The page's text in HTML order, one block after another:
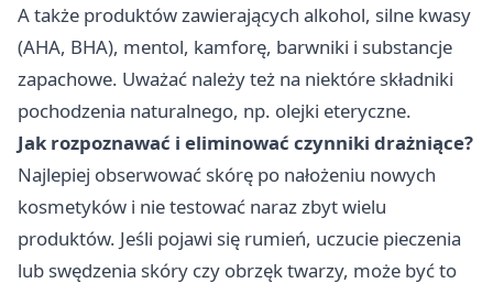
A także produktów zawierających alkohol, silne kwasy
(AHA, BHA), mentol, kamforę, barwniki i substancje
zapachowe. Uważać należy też na niektóre składniki
pochodzenia naturalnego, np. olejki eteryczne.
Jak rozpoznawać i eliminować czynniki drażniące?
Najlepiej obserwować skórę po nałożeniu nowych
kosmetyków i nie testować naraz zbyt wielu
produktów. Jeśli pojawi się rumień, uczucie pieczenia
lub swędzenia skóry czy obrzęk twarzy, może być to